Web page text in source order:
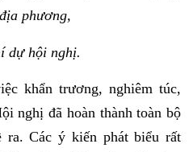
phương,
dự hội nghị.
khẩn trương, nghiêm túc,
nghị đã hoàn thành toàn bộ
ra. Các ý kiến phát biểu rất